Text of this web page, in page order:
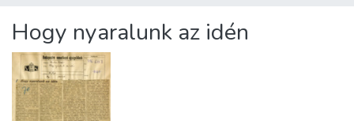
Statistics
About us
Hogy nyaralunk az idén